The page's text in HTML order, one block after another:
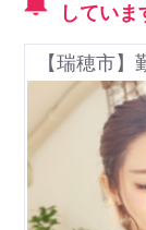
していま
【瑞穂市